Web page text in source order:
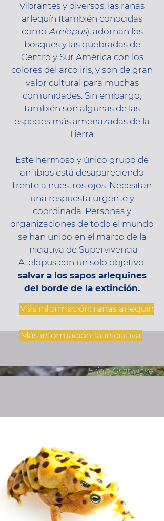
Vibrantes y diversos, las ranas
arlequín (también conocidas
como Atelopus), adornan los
bosques y las quebradas de
Centro y Sur América con los
colores del arco iris, y son de gran
valor cultural para muchas
comunidades. Sin embargo,
también son algunas de las
especies más amenazadas de la
Tierra.
Este hermoso y único grupo de
anfibios está desapareciendo
frente a nuestros ojos. Necesitan
una respuesta urgente y
coordinada. Personas y
organizaciones de todo el mundo
se han unido en el marco de la
Iniciativa de Supervivencia
Atelopus con un solo objetivo:
salvar a los sapos arlequines
del borde de la extinción.
Más información: ranas arlequín
Más información: la iniciativa
Brian Gratwicke